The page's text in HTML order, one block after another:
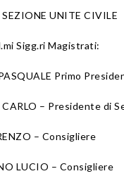
SEZIONE UNITE CIVILE
Sigg.ri Magistrati:
Primo
– Presidente di
– Consigliere
LUCIO – Consigliere